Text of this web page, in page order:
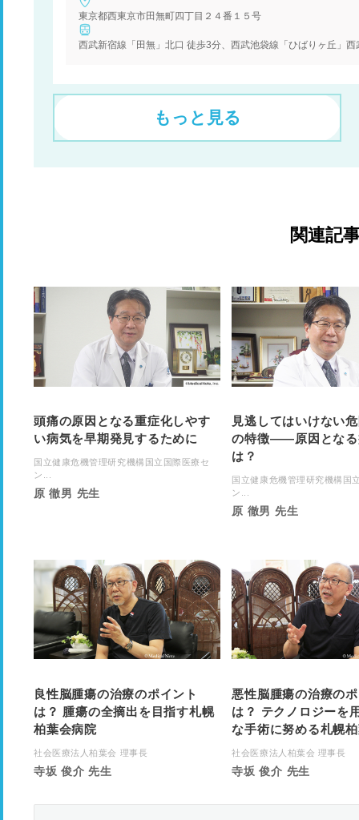
東京都西東京市田無町四丁目２４番１５号
もっと見る
関連記
頭痛の原因となる重症化しやす
い病気を早期発見するために
国立健康危機管理研究機構国立国際医療セ
ン...
原 徹男 先生
見逃してはいけない
の特徴——原因となる
は？
国立健康危機管理研究機構国
ン...
原 徹男 先生
良性脳腫瘍の治療のポイント
は？ 腫瘍の全摘出を目指す札幌
柏葉会病院
社会医療法人柏葉会 理事長
寺坂 俊介 先生
悪性脳腫瘍の治療の
は？ テクノロジーを
な手術に努める札幌
社会医療法人柏葉会 理事長
寺坂 俊介 先生